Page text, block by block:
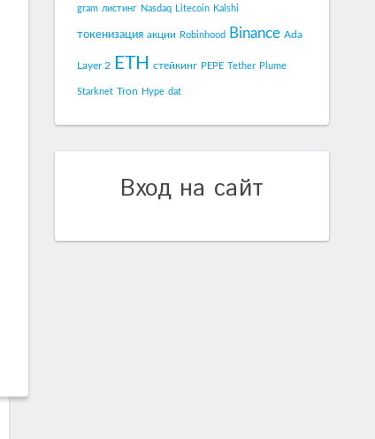
gram листинг Nasdaq Litecoin Kalshi
токенизация акции Robinhood Binance Ada
Layer 2 ETH стейкинг PEPE Tether Plume
Starknet Tron Hype dat
Вход на сайт